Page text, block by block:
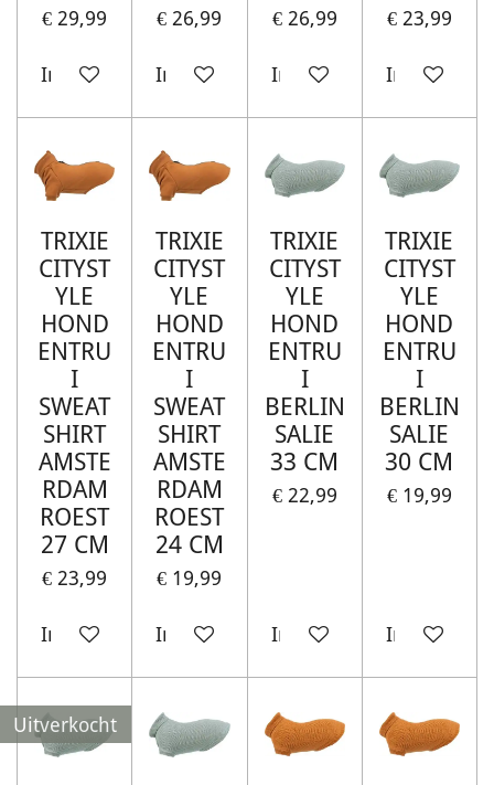
€ 29,99
In winkelwagen
€ 26,99
In winkelwagen
€ 26,99
In winkelwagen
€ 23,99
In
TRIXIE
CITYST
YLE
HOND
ENTRU
I
SWEAT
SHIRT
AMSTE
RDAM
ROEST
27 CM
€ 23,99
In winkelwagen
TRIXIE
CITYST
YLE
HOND
ENTRU
I
SWEAT
SHIRT
AMSTE
RDAM
ROEST
24 CM
€ 19,99
In winkelwagen
TRIXIE
CITYST
YLE
HOND
ENTRU
I
BERLIN
SALIE
33 CM
€ 22,99
In winkelwagen
TRIXIE
CITYST
YLE
HOND
ENTRU
I
BERLIN
SALIE
30 CM
€ 19,99
In
Uitverkocht